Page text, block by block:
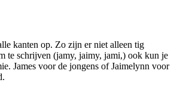
kanten op. Zo zijn er niet alleen tig
te schrijven (jamy, jaimy, jami,) ook kun je
James voor de jongens of Jaimelynn voor